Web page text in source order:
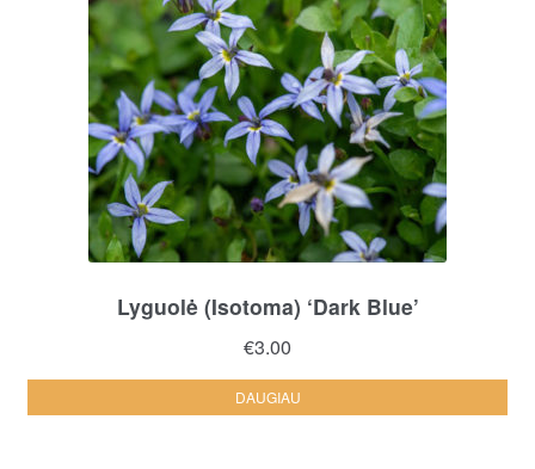
Lyguolė (Isotoma) ‘Dark Blue’
€3.00
DAUGIAU